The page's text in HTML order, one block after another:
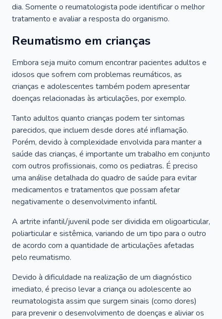
dia. Somente o reumatologista pode identificar o melhor
tratamento e avaliar a resposta do organismo.
Reumatismo em crianças
Embora seja muito comum encontrar pacientes adultos e
idosos que sofrem com problemas reumáticos, as
crianças e adolescentes também podem apresentar
doenças relacionadas às articulações, por exemplo.
Tanto adultos quanto crianças podem ter sintomas
parecidos, que incluem desde dores até inflamação.
Porém, devido à complexidade envolvida para manter a
saúde das crianças, é importante um trabalho em conjunto
com outros profissionais, como os pediatras. É preciso
uma análise detalhada do quadro de saúde para evitar
medicamentos e tratamentos que possam afetar
negativamente o desenvolvimento infantil.
A artrite infantil/juvenil pode ser dividida em oligoarticular,
poliarticular e sistêmica, variando de um tipo para o outro
de acordo com a quantidade de articulações afetadas
pelo reumatismo.
Devido à dificuldade na realização de um diagnóstico
imediato, é preciso levar a criança ou adolescente ao
reumatologista assim que surgem sinais (como dores)
para prevenir o desenvolvimento de doenças e aliviar os